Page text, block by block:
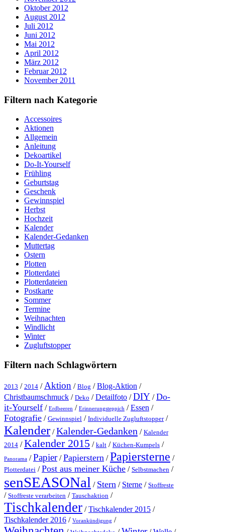
Oktober 2012
August 2012
Juli 2012
Juni 2012
Mai 2012
April 2012
März 2012
Februar 2012
November 2011
Filtern nach Kategorie
Accessoires
Aktionen
Allgemein
Anleitung
Dekoartikel
Do-It-Yourself
Frühling
Geburtstag
Geschenk
Gewinnspiel
Herbst
Hochzeit
Kalender
Kalender-Gedanken
Muttertag
Ostern
Plotten
Plotterdatei
Plotterdateien
Postkarte
Sommer
Termine
Weihnachten
Windlicht
Winter
Zugluftstopper
Filtern nach Schlagwörtern
2013 / 2014 / Aktion / Blog /Blog-Aktion /
Christbaumschmuck / Deko /Detailfoto /DIY /Do-
it-Yourself / Erdbeeren / Erinnerungsteppich /Essen /
Fotografie / Gewinnspiel / Individuelle Zugluftstopper/
Kalender/Kalender-Gedanken / Kalender
2014 /Kalender 2015 / kalt / Küchen-Kumpels /
Panorama /Papier/Papierstern /Papiersterne /
Plotterdatei /Post aus meiner Küche / Selbstmachen /
senSEASONal / Stern / Sterne / Stoffreste
/ Stoffreste verarbeiten / Tauschaktion /
Tischkalender /Tischkalender 2015 /
Tischkalender 2016 / Vorankündigung /